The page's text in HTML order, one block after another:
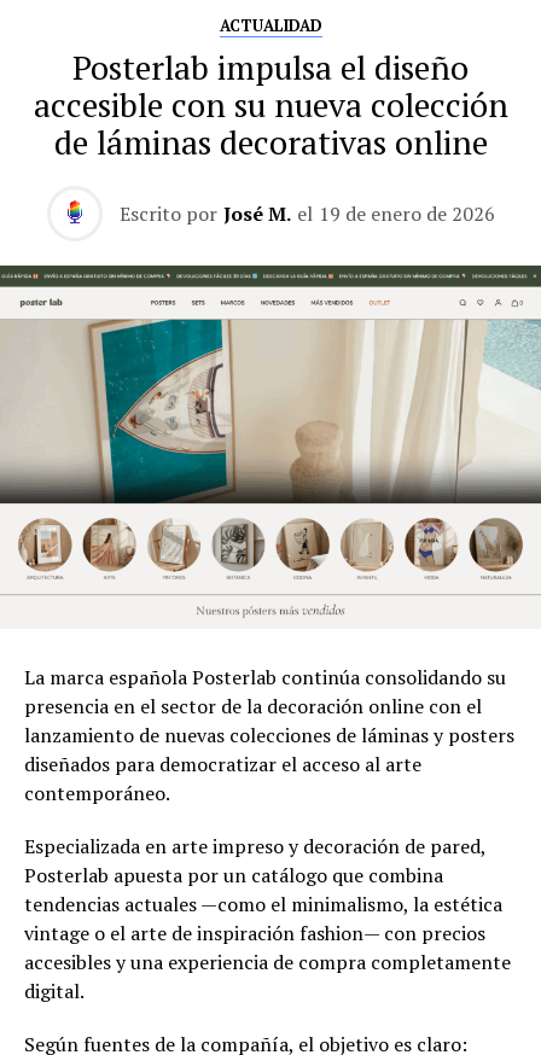
ACTUALIDAD
Posterlab impulsa el diseño
accesible con su nueva colección
de láminas decorativas online
Escrito por José M. el 19 de enero de 2026
La marca española Posterlab continúa consolidando su
presencia en el sector de la decoración online con el
lanzamiento de nuevas colecciones de láminas y posters
diseñados para democratizar el acceso al arte
contemporáneo.
Especializada en arte impreso y decoración de pared,
Posterlab apuesta por un catálogo que combina
tendencias actuales —como el minimalismo, la estética
vintage o el arte de inspiración fashion— con precios
accesibles y una experiencia de compra completamente
digital.
Según fuentes de la compañía, el objetivo es claro: